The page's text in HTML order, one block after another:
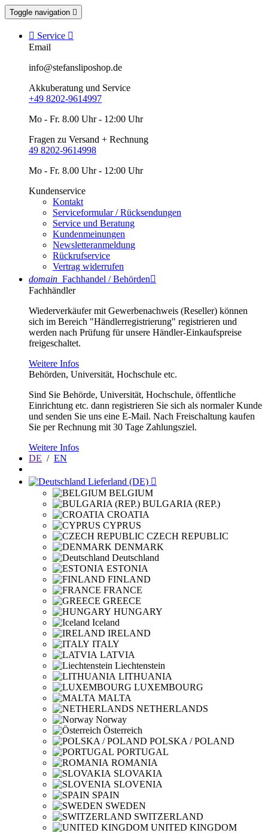
Toggle navigation 
 Service 
Email
info@stefansliposhop.de
Akkuberatung und Service
+49 8202-9614997
Mo - Fr. 8.00 Uhr - 12:00 Uhr
Fragen zu Versand + Rechnung
49 8202-9614998
Mo - Fr. 8.00 Uhr - 12:00 Uhr
Kundenservice
Kontakt
Serviceformular / Rücksendungen
Service und Beratung
Kundenmeinungen
Newsletteranmeldung
Rückrufservice
Vertrag widerrufen
domain Fachhandel / Behörden
Fachhändler
Wiederverkäufer mit Gewerbenachweis (Reseller) können
sich im Bereich "Händlerregistrierung" registrieren und
werden nach Prüfung für unsere Händler-Einkaufspreise
freigeschaltet.
Weitere Infos
Behörden, Universität, Hochschule etc.
Sind Sie Behörde, Universität, Hochschule, öffentliche
Einrichtung etc. dann registrieren Sie sich als normaler Kunde
und senden Sie uns eine E-Mail. Nach Freischaltung kaufen
Sie per Rechnung mit 30 Tage Zahlungsziel.
Weitere Infos
DE / EN
Lieferland (DE) 
BELGIUM
BULGARIA (REP.)
CROATIA
CYPRUS
CZECH REPUBLIC
DENMARK
Deutschland
ESTONIA
FINLAND
FRANCE
GREECE
HUNGARY
Iceland
IRELAND
ITALY
LATVIA
Liechtenstein
LITHUANIA
LUXEMBOURG
MALTA
NETHERLANDS
Norway
Österreich
POLSKA / POLAND
PORTUGAL
ROMANIA
SLOVAKIA
SLOVENIA
SPAIN
SWEDEN
SWITZERLAND
UNITED KINGDOM